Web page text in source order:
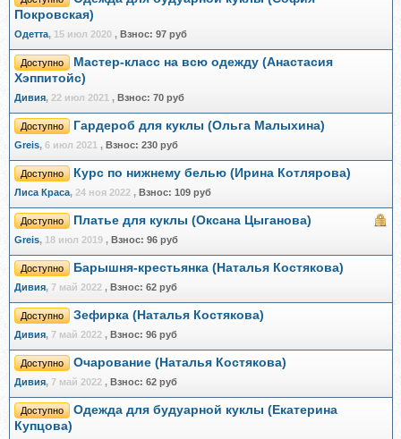
Покровская)
Одетта, 15 июл 2020 , Взнос: 97 руб
Доступно
Мастер-класс на всю одежду (Анастасия
Хэппитойс)
Дивия, 22 июл 2021 , Взнос: 70 руб
Доступно Гардероб для куклы (Ольга Малыхина)
Greis, 6 июл 2021 , Взнос: 230 руб
Доступно Курс по нижнему белью (Ирина Котлярова)
Лиса Краса, 24 ноя 2022 , Взнос: 109 руб
Доступно Платье для куклы (Оксана Цыганова)
Greis, 18 июл 2019 , Взнос: 96 руб
Доступно Барышня-крестьянка (Наталья Костякова)
Дивия, 7 май 2022 , Взнос: 62 руб
Доступно Зефирка (Наталья Костякова)
Дивия, 7 май 2022 , Взнос: 96 руб
Доступно Очарование (Наталья Костякова)
Дивия, 7 май 2022 , Взнос: 62 руб
Доступно
Одежда для будуарной куклы (Екатерина
Купцова)